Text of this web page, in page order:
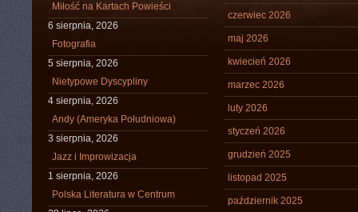
Miłość na Kartach Powieści
6 sierpnia, 2026
Fotografia
5 sierpnia, 2026
Nietypowe Dyscypliny
4 sierpnia, 2026
Andy (Ameryka Południowa)
3 sierpnia, 2026
Jazz i Improwizacja
1 sierpnia, 2026
Polska Literatura w Centrum
czerwiec 2026
maj 2026
kwiecień 2026
marzec 2026
luty 2026
styczeń 2026
grudzień 2025
listopad 2025
październik 2025